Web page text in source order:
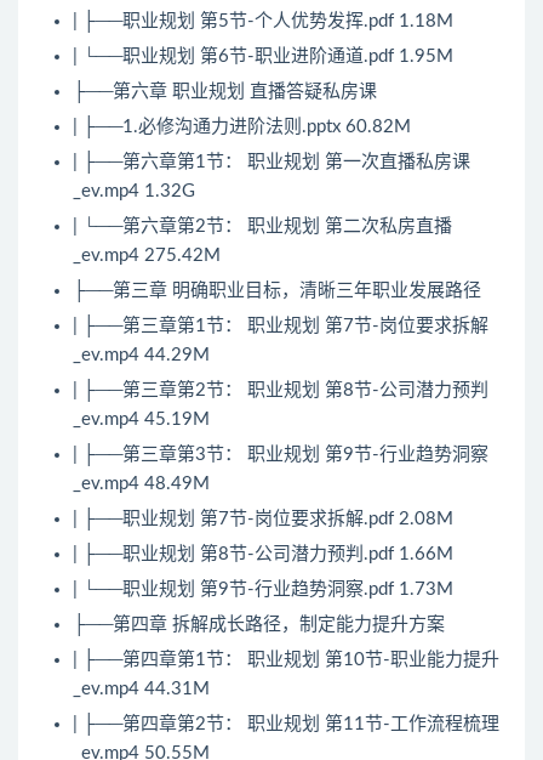
| ├──职业规划 第5节-个人优势发挥.pdf 1.18M
| └──职业规划 第6节-职业进阶通道.pdf 1.95M
├──第六章 职业规划 直播答疑私房课
| ├──1.必修沟通力进阶法则.pptx 60.82M
| ├──第六章第1节： 职业规划 第一次直播私房课
_ev.mp4 1.32G
| └──第六章第2节： 职业规划 第二次私房直播
_ev.mp4 275.42M
├──第三章 明确职业目标，清晰三年职业发展路径
| ├──第三章第1节： 职业规划 第7节-岗位要求拆解
_ev.mp4 44.29M
| ├──第三章第2节： 职业规划 第8节-公司潜力预判
_ev.mp4 45.19M
| ├──第三章第3节： 职业规划 第9节-行业趋势洞察
_ev.mp4 48.49M
| ├──职业规划 第7节-岗位要求拆解.pdf 2.08M
| ├──职业规划 第8节-公司潜力预判.pdf 1.66M
| └──职业规划 第9节-行业趋势洞察.pdf 1.73M
├──第四章 拆解成长路径，制定能力提升方案
| ├──第四章第1节： 职业规划 第10节-职业能力提升
_ev.mp4 44.31M
| ├──第四章第2节： 职业规划 第11节-工作流程梳理
_ev.mp4 50.55M